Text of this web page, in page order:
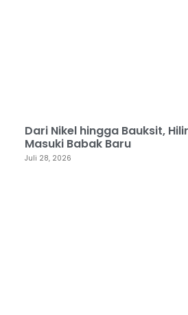
Dari Nikel hingga Bauksit,
Masuki Babak Baru
Juli 28, 2026